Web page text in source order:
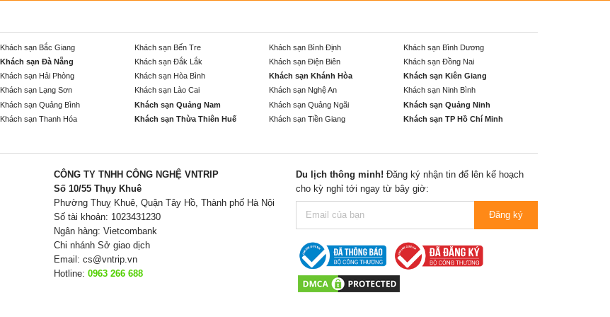
Khách sạn Bắc Giang Khách sạn Bến Tre Khách sạn Bình Định
Khách sạn Bình Dương
Khách sạn Đà Nẵng Khách sạn Đắk Lắk Khách sạn Điện Biên
Khách sạn Đồng Nai
Khách sạn Hải Phòng Khách sạn Hòa Bình Khách sạn Khánh Hòa
Khách sạn Kiên Giang
Khách sạn Lạng Sơn Khách sạn Lào Cai Khách sạn Nghệ An
Khách sạn Ninh Bình
Khách sạn Quảng Bình Khách sạn Quảng Nam Khách sạn Quảng Ngãi
Khách sạn Quảng Ninh
Khách sạn Thanh Hóa Khách sạn Thừa Thiên Huế Khách sạn Tiền Giang
Khách sạn TP Hồ Chí Minh
CÔNG TY TNHH CÔNG NGHỆ VNTRIP
Số 10/55 Thụy Khuê
Phường Thuỵ Khuê, Quận Tây Hồ, Thành phố Hà Nội
Số tài khoản: 1023431230
Ngân hàng: Vietcombank
Chi nhánh Sở giao dịch
Email: cs@vntrip.vn
Hotline: 0963 266 688
Du lịch thông minh! Đăng ký nhận tin để lên kế hoạch
cho kỳ nghỉ tới ngay từ bây giờ:
Đăng ký